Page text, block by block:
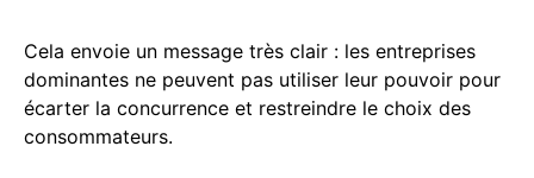
Cela envoie un message très clair : les entreprises
dominantes ne peuvent pas utiliser leur pouvoir pour
écarter la concurrence et restreindre le choix des
consommateurs.